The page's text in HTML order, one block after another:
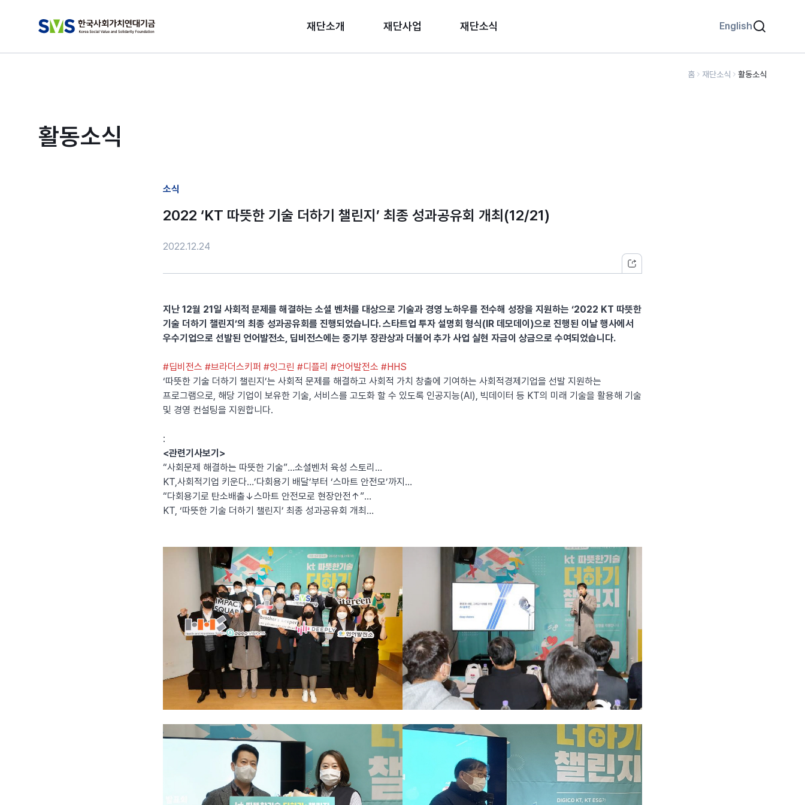
재단소개 재단사업 재단소식 English
홈 재단소식 활동소식
활동소식
소식
2022 ‘KT 따뜻한 기술 더하기 챌린지’ 최종 성과공유회 개최(12/21)
2022.12.24
지난 12월 21일 사회적 문제를 해결하는 소셜 벤처를 대상으로 기술과 경영 노하우를 전수해 성장을 지원하는 ‘2022 KT 따뜻한
기술 더하기 챌린지’의 최종 성과공유회를 진행되었습니다. 스타트업 투자 설명회 형식(IR 데모데이)으로 진행된 이날 행사에서
우수기업으로 선발된 언어발전소, 딥비전스에는 중기부 장관상과 더불어 추가 사업 실현 자금이 상금으로 수여되었습니다.
#딥비전스 #브라더스키퍼 #잇그린 #디플리 #언어발전소 #HHS
‘따뜻한 기술 더하기 챌린지’는 사회적 문제를 해결하고 사회적 가치 창출에 기여하는 사회적경제기업을 선발 지원하는
프로그램으로, 해당 기업이 보유한 기술, 서비스를 고도화 할 수 있도록 인공지능(AI), 빅데이터 등 KT의 미래 기술을 활용해 기술
및 경영 컨설팅을 지원합니다.
:
<관련기사보기>
“사회문제 해결하는 따뜻한 기술”…소셜벤처 육성 스토리 …
KT,사회적기업 키운다…’다회용기 배달’부터 ‘스마트 안전모’까지 …
“다회용기로 탄소배출↓스마트 안전모로 현장안전↑”…
KT, ‘따뜻한 기술 더하기 챌린지’ 최종 성과공유회 개최 …